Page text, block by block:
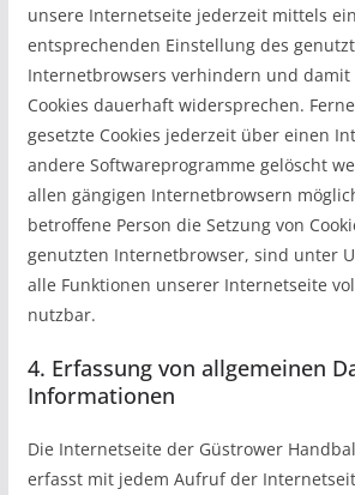
unsere Internetseite jederzeit mittels
entsprechenden Einstellung des
Internetbrowsers verhindern und damit
Cookies dauerhaft widersprechen.
gesetzte Cookies jederzeit über einen
andere Softwareprogramme gelöscht
allen gängigen Internetbrowsern
betroffene Person die Setzung von
genutzten Internetbrowser, sind unter
alle Funktionen unserer Internetseite
nutzbar.
4. Erfassung von allgemeinen
Informationen
Die Internetseite der Güstrower
erfasst mit jedem Aufruf der